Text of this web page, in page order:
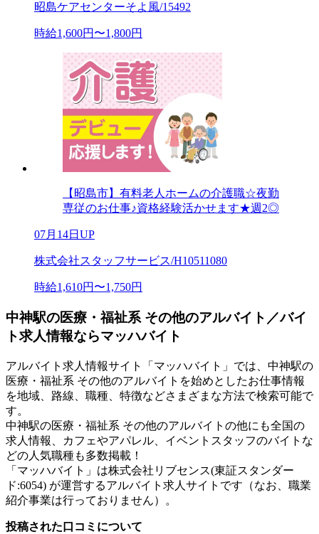
昭島ケアセンターそよ風/15492
時給1,600円〜1,800円
【昭島市】有料老人ホームの介護職☆夜勤
専従のお仕事♪資格経験活かせます★週2◎
07月14日UP
株式会社スタッフサービス/H10511080
時給1,610円〜1,750円
中神駅の医療・福祉系 その他のアルバイト／バイ
ト求人情報ならマッハバイト
アルバイト求人情報サイト「マッハバイト」では、中神駅の
医療・福祉系 その他のアルバイトを始めとしたお仕事情報
を地域、路線、職種、特徴などさまざまな方法で検索可能で
す。
中神駅の医療・福祉系 その他のアルバイトの他にも全国の
求人情報、カフェやアパレル、イベントスタッフのバイトな
どの人気職種も多数掲載！
「マッハバイト」は株式会社リブセンス(東証スタンダー
ド:6054) が運営するアルバイト求人サイトです（なお、職業
紹介事業は行っておりません）。
投稿された口コミについて